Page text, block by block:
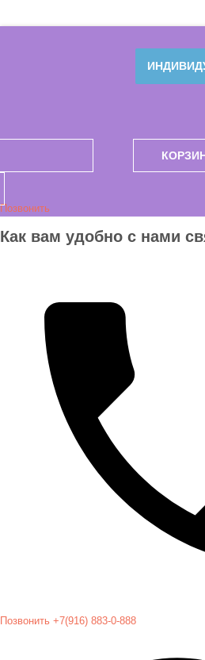
Позвонить
Как вам удобно с нами
Позвонить +7(916) 883-0-888